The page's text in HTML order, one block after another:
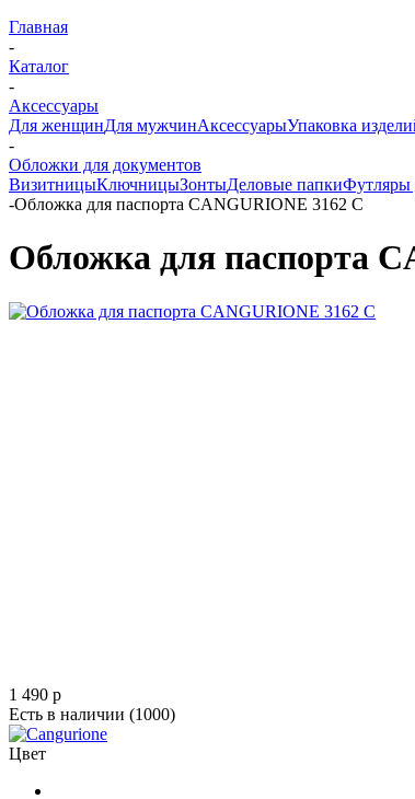
Главная
-
Каталог
-
Аксессуары
Для женщинДля мужчинАксессуарыУпаковка
-
Обложки для документов
ВизитницыКлючницыЗонтыДеловые папкиФутляры
-Обложка для паспорта CANGURIONE 3162 С
Обложка для паспорта
1 490 p
Есть в наличии (1000)
Цвет